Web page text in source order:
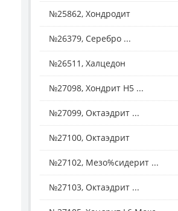
№25862, Хондродит
№26379, Серебро ...
№26511, Халцедон
№27098, Хондрит H5 ...
№27099, Октаэдрит ...
№27100, Октаэдрит
№27102, Мезо%сидерит ...
№27103, Октаэдрит ...